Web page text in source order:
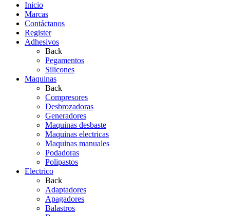
Inicio
Marcas
Contáctanos
Register
Adhesivos
Back
Pegamentos
Silicones
Maquinas
Back
Compresores
Desbrozadoras
Generadores
Maquinas desbaste
Maquinas electricas
Maquinas manuales
Podadoras
Polipastos
Electrico
Back
Adaptadores
Apagadores
Balastros